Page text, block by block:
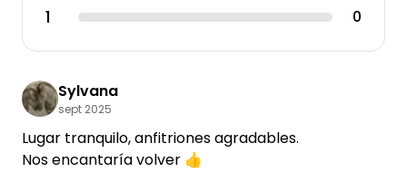
1 0
Sylvana
sept 2025
Lugar tranquilo, anfitriones agradables.
Nos encantaría volver 👍